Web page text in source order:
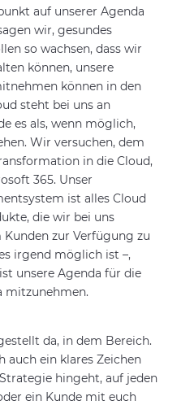
auf unserer Agenda
wir, gesundes
so wachsen, dass wir
können, unsere
können in den
steht bei uns an
es als, wenn möglich,
Wir versuchen, dem
in die Cloud,
365. Unser
ist alles Cloud
die wir bei uns
zur Verfügung zu
irgend möglich ist –,
unsere Agenda für die
mitzunehmen.
da, in dem Bereich.
auch ein klares Zeichen
hingeht, auf jeden
ein Kunde mit euch